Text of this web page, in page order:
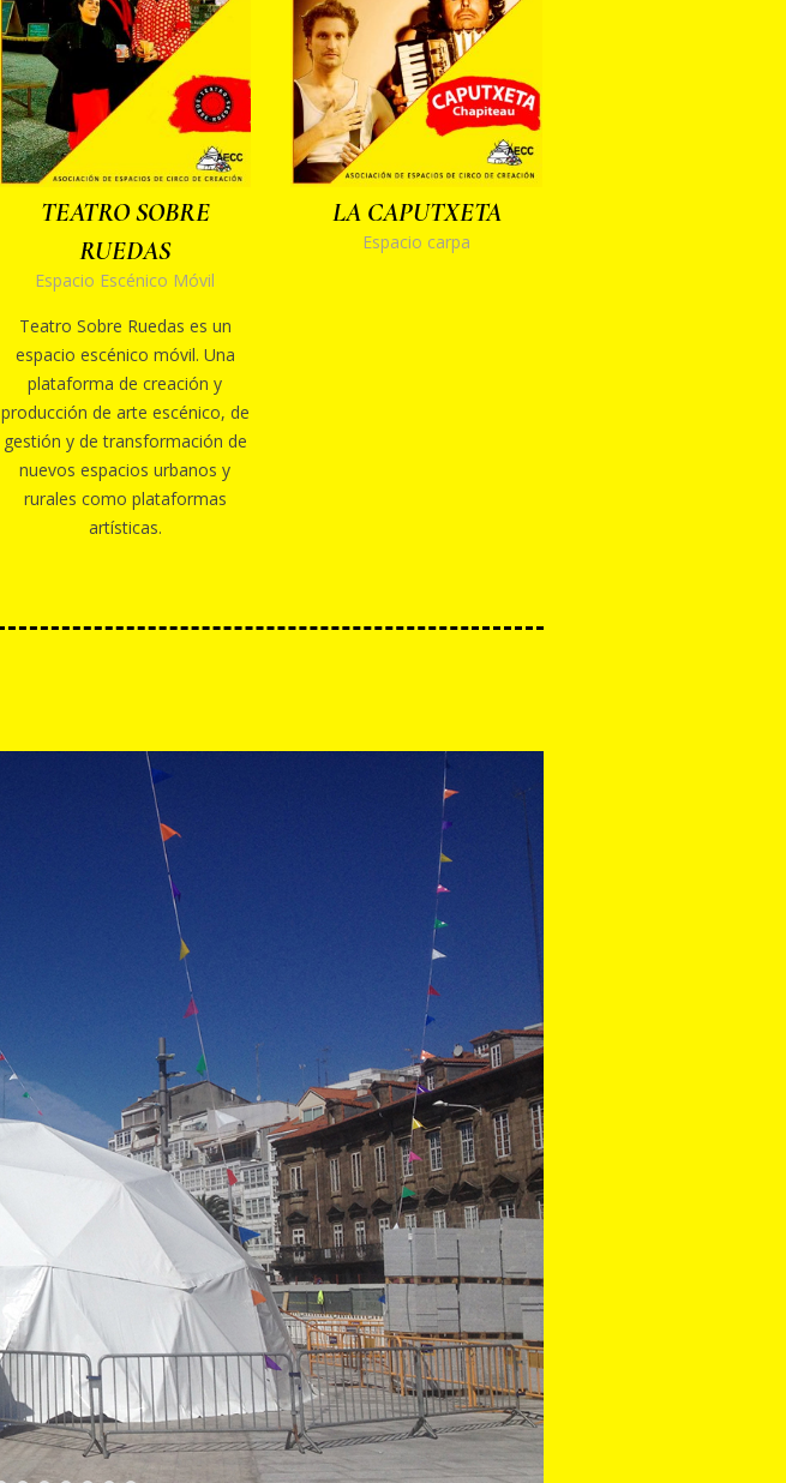
TEATRO SOBRE
RUEDAS
Espacio Escénico Móvil
Teatro Sobre Ruedas es un
espacio escénico móvil. Una
plataforma de creación y
producción de arte escénico, de
gestión y de transformación de
nuevos espacios urbanos y
rurales como plataformas
artísticas.
LA CAPUTXETA
Espacio carpa